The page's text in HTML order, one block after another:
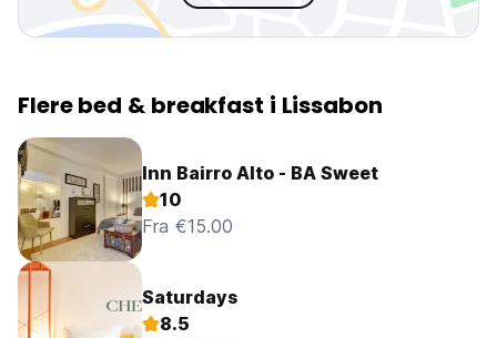
Flere bed & breakfast i Lissabon
Inn Bairro Alto - BA Sweet
10
Fra €15.00
Saturdays
8.5